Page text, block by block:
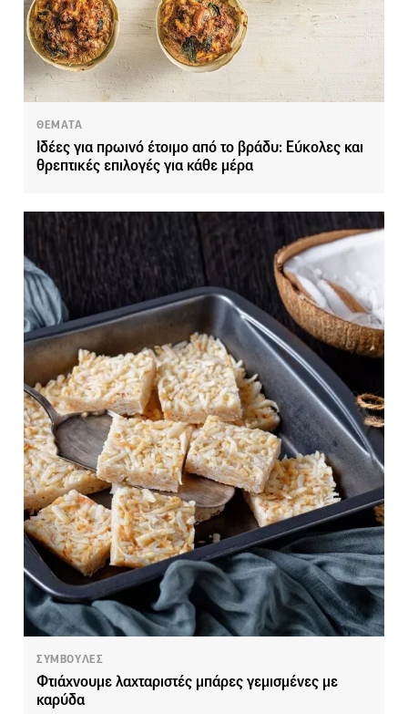
ΘΕΜΑΤΑ
Ιδέες για πρωινό έτοιμο από το βράδυ: Εύκολες και
θρεπτικές επιλογές για κάθε μέρα
ΣΥΜΒΟΥΛΕΣ
Φτιάχνουμε λαχταριστές μπάρες γεμισμένες με
καρύδα